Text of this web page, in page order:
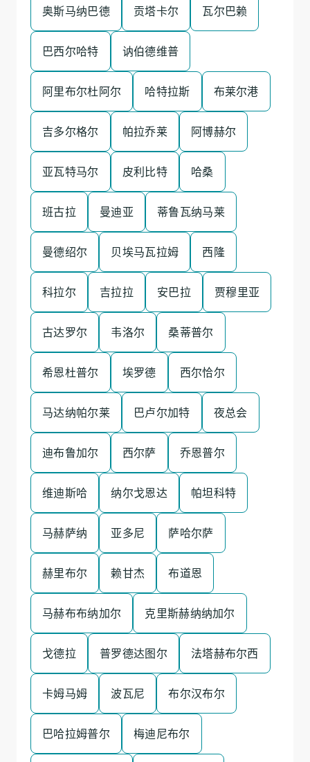
奥斯马纳巴德 贡塔卡尔 瓦尔巴赖
巴西尔哈特 讷伯德维普
阿里布尔杜阿尔 哈特拉斯 布莱尔港
吉多尔格尔 帕拉乔莱 阿博赫尔
亚瓦特马尔 皮利比特 哈桑
班古拉 曼迪亚 蒂鲁瓦纳马莱
曼德绍尔 贝埃马瓦拉姆 西隆
科拉尔 吉拉拉 安巴拉 贾穆里亚
古达罗尔 韦洛尔 桑蒂普尔
希恩杜普尔 埃罗德 西尔恰尔
马达纳帕尔莱 巴卢尔加特 夜总会
迪布鲁加尔 西尔萨 乔恩普尔
维迪斯哈 纳尔戈恩达 帕坦科特
马赫萨纳 亚多尼 萨哈尔萨
赫里布尔 赖甘杰 布道恩
马赫布布纳加尔 克里斯赫纳纳加尔
戈德拉 普罗德达图尔 法塔赫布尔西
卡姆马姆 波瓦尼 布尔汉布尔
巴哈拉姆普尔 梅迪尼布尔